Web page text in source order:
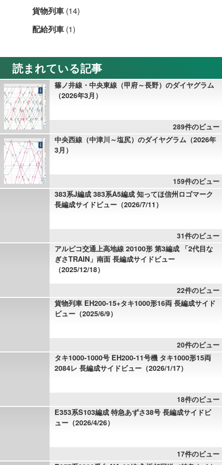
貨物列車 (14)
配給列車 (1)
読まれている記事
篠ノ井線・中央東線（甲府～長野）のダイヤグラム
（2026年3月）
289件のビュー
中央西線（中津川～塩尻）のダイヤグラム（2026年
3月）
159件のビュー
383系J編成 383系A5編成 知ってほ信州ロゴマーク
長編成サイドビュー（2026/7/11）
31件のビュー
アルピコ交通上高地線 20100形 第3編成 「2代目な
ぎさTRAIN」南面 長編成サイドビュー
（2025/12/18）
22件のビュー
貨物列車 EH200-15+タキ1000形16両 長編成サイド
ビュー（2025/6/9）
20件のビュー
タキ1000-1000号 EH200-11号機 タキ1000形15両
2084レ 長編成サイドビュー（2026/1/17）
18件のビュー
E353系S103編成 特急あずさ38号 長編成サイドビ
ュー（2026/4/26）
17件のビュー